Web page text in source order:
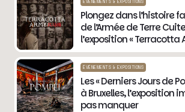
ÉVÉNEMENTS & EXPOSITIONS
Plongez dans l’histoire
de l’Armée de Terre
l’exposition « Terracotta
à Bruxelles
ÉVÉNEMENTS & EXPOSITIONS
Les « Derniers Jours de
à Bruxelles, l’exposition
pas manquer